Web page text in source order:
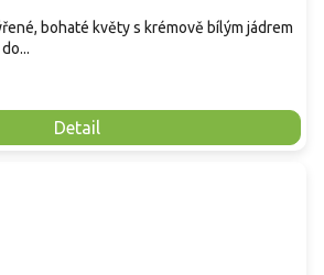
Detail
bohaté květy s krémově bílým jádrem